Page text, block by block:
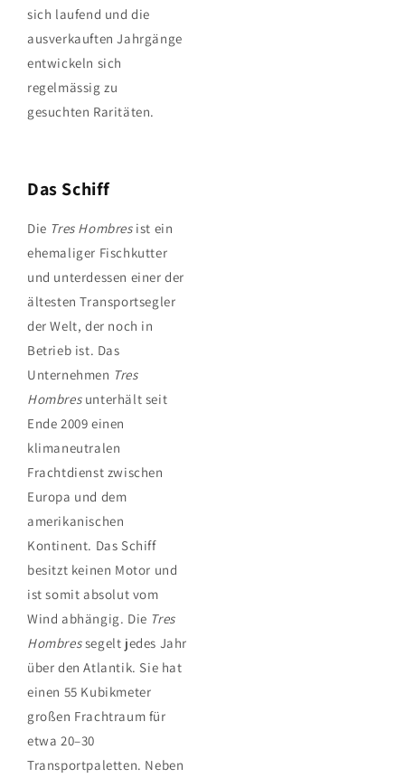
sich laufend und die
ausverkauften Jahrgänge
entwickeln sich
regelmässig zu
gesuchten Raritäten.
Das Schiff
Die Tres Hombres ist ein
ehemaliger Fischkutter
und unterdessen einer der
ältesten Transportsegler
der Welt, der noch in
Betrieb ist. Das
Unternehmen Tres
Hombres unterhält seit
Ende 2009 einen
klimaneutralen
Frachtdienst zwischen
Europa und dem
amerikanischen
Kontinent. Das Schiff
besitzt keinen Motor und
ist somit absolut vom
Wind abhängig. Die Tres
Hombressegelt jedes Jahr
über den Atlantik. Sie hat
einen 55 Kubikmeter
großen Frachtraum für
etwa 20–30
Transportpaletten. Neben